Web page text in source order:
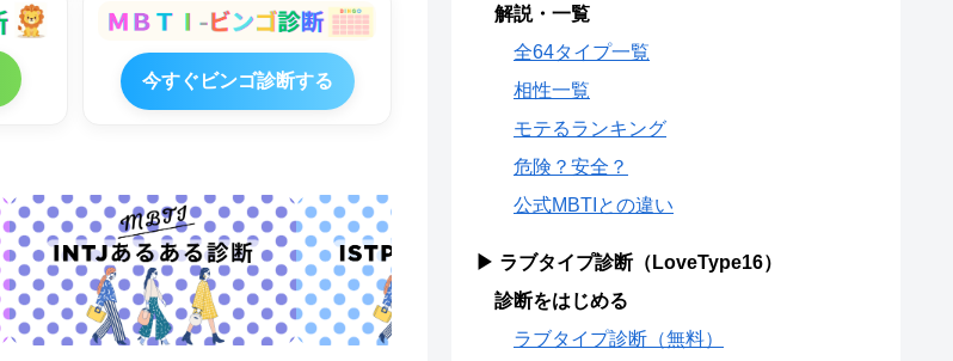
今すぐビンゴ診断する
解説・一覧
全64タイプ一覧
相性一覧
モテるランキング
危険？安全？
公式MBTIとの違い
▶ ラブタイプ診断（LoveType16）
診断をはじめる
ラブタイプ診断（無料）